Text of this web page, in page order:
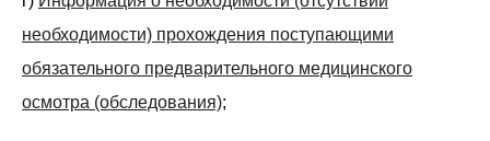
необходимости) прохождения поступающими
обязательного предварительного медицинского
осмотра (обследования);